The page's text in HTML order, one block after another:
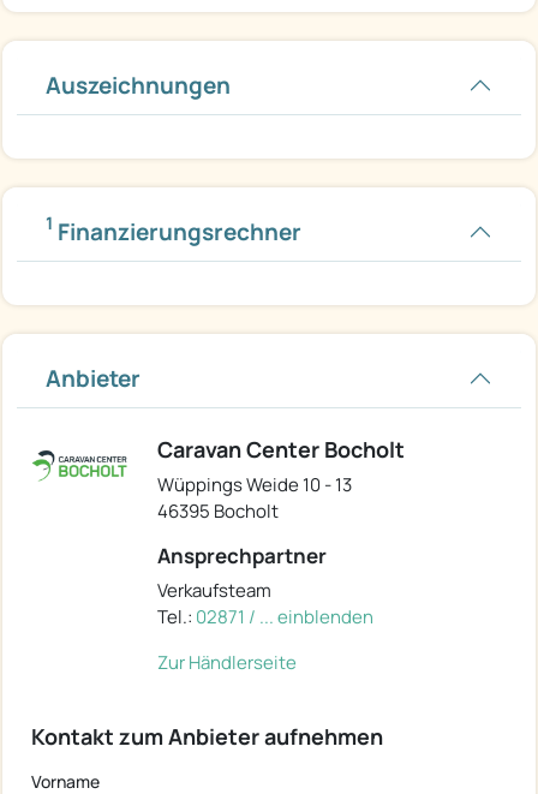
Auszeichnungen
1 Finanzierungsrechner
Anbieter
Caravan Center Bocholt
Wüppings Weide 10 - 13
46395 Bocholt
Ansprechpartner
Verkaufsteam
Tel.: 02871 / ... einblenden
Zur Händlerseite
Kontakt zum Anbieter aufnehmen
Vorname